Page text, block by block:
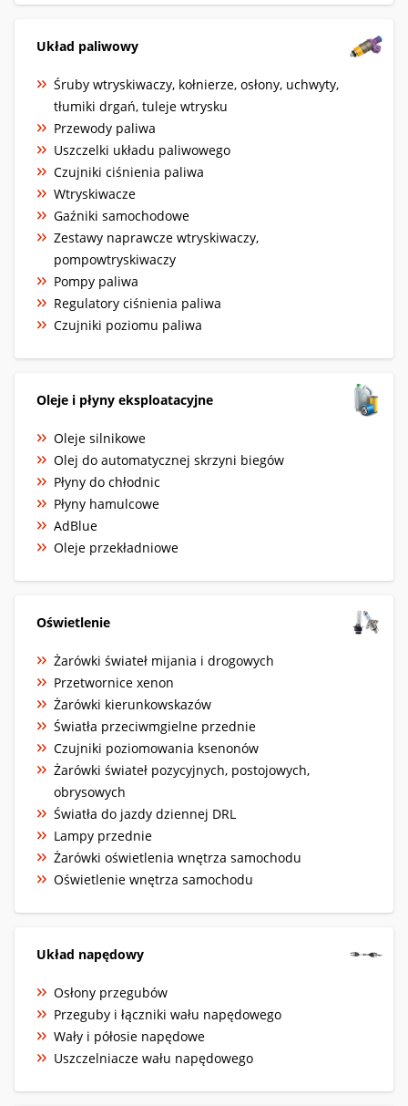
Układ paliwowy
Śruby wtryskiwaczy, kołnierze, osłony, uchwyty,
tłumiki drgań, tuleje wtrysku
Przewody paliwa
Uszczelki układu paliwowego
Czujniki ciśnienia paliwa
Wtryskiwacze
Gaźniki samochodowe
Zestawy naprawcze wtryskiwaczy,
pompowtryskiwaczy
Pompy paliwa
Regulatory ciśnienia paliwa
Czujniki poziomu paliwa
Oleje i płyny eksploatacyjne
Oleje silnikowe
Olej do automatycznej skrzyni biegów
Płyny do chłodnic
Płyny hamulcowe
AdBlue
Oleje przekładniowe
Oświetlenie
Żarówki świateł mijania i drogowych
Przetwornice xenon
Żarówki kierunkowskazów
Światła przeciwmgielne przednie
Czujniki poziomowania ksenonów
Żarówki świateł pozycyjnych, postojowych,
obrysowych
Światła do jazdy dziennej DRL
Lampy przednie
Żarówki oświetlenia wnętrza samochodu
Oświetlenie wnętrza samochodu
Układ napędowy
Osłony przegubów
Przeguby i łączniki wału napędowego
Wały i półosie napędowe
Uszczelniacze wału napędowego